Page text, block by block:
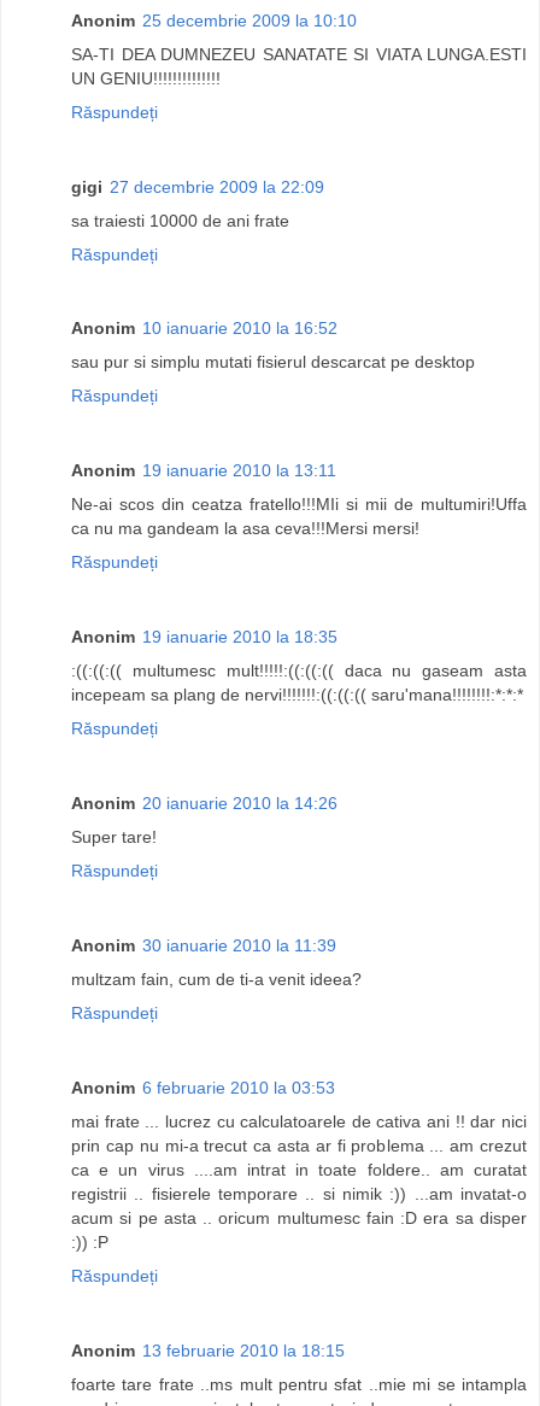
Anonim 25 decembrie 2009 la 10:10
SA-TI DEA DUMNEZEU SANATATE SI VIATA LUNGA.ESTI
UN GENIU!!!!!!!!!!!!!!
Răspundeți
gigi 27 decembrie 2009 la 22:09
sa traiesti 10000 de ani frate
Răspundeți
Anonim 10 ianuarie 2010 la 16:52
sau pur si simplu mutati fisierul descarcat pe desktop
Răspundeți
Anonim 19 ianuarie 2010 la 13:11
Ne-ai scos din ceatza fratello!!!MIi si mii de multumiri!Uffa
ca nu ma gandeam la asa ceva!!!Mersi mersi!
Răspundeți
Anonim 19 ianuarie 2010 la 18:35
:((:((:(( multumesc mult!!!!!:((:((:(( daca nu gaseam asta
incepeam sa plang de nervi!!!!!!!:((:((:(( saru'mana!!!!!!!!:*:*:*
Răspundeți
Anonim 20 ianuarie 2010 la 14:26
Super tare!
Răspundeți
Anonim 30 ianuarie 2010 la 11:39
multzam fain, cum de ti-a venit ideea?
Răspundeți
Anonim 6 februarie 2010 la 03:53
mai frate ... lucrez cu calculatoarele de cativa ani !! dar nici
prin cap nu mi-a trecut ca asta ar fi problema ... am crezut
ca e un virus ....am intrat in toate foldere.. am curatat
registrii .. fisierele temporare .. si nimik :)) ...am invatat-o
acum si pe asta .. oricum multumesc fain :D era sa disper
:)) :P
Răspundeți
Anonim 13 februarie 2010 la 18:15
foarte tare frate ..ms mult pentru sfat ..mie mi se intampla